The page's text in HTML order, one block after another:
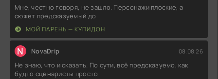
Мне, честно говоря, не зашло. Персонажи плоские, а
сюжет предсказуемый до
МОЙ ПАРЕНЬ — КУПИДОН
N NovaDrip 08.08.26
Не знаю, что и сказать. По сути, всё предсказуемо, как
будто сценаристы просто